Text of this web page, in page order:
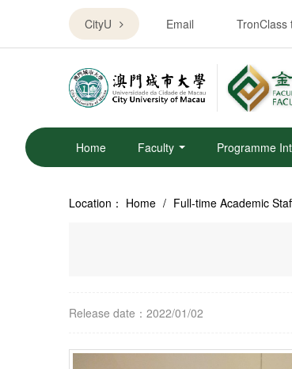
CityU Email TronClass
Home Faculty Programme
Location： Home / Full-time Academic
Release date：2022/01/02